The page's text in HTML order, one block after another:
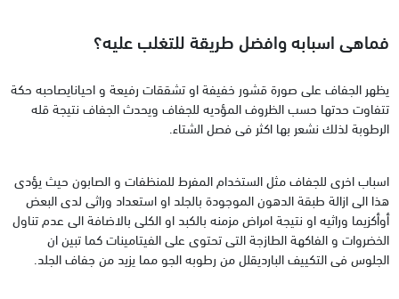
فماهى اسبابه وافضل طريقة للتغلب عليه؟
يظهر الجفاف على صورة قشور خفيفة او تشققات رفيعة و احيانايصاحبه حكة
تتفاوت حدتها حسب الظروف المؤديه للجفاف ويحدث الجفاف نتيجة قله
الرطوبة لذلك نشعر بها اكثر فى فصل الشتاء.
اسباب اخرى للجفاف مثل الستخدام المفرط للمنظفات و الصابون حيث يؤدى
هذا الى ازالة طبقة الدهون الموجودة بالجلد او استعداد وراثى لدى البعض
أوأكزيما وراثيه او نتيجة امراض مزمنه بالكبد او الكلى بالاضافة الى عدم تناول
الخضروات و الفاكهة الطازجة التى تحتوى على الفيتامينات كما تبين ان
الجلوس فى التكييف البارديقلل من رطوبه الجو مما يزيد من جفاف الجلد.